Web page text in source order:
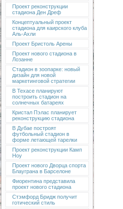
Проект реконструкции
стадиона Ден Дреф
Концептуальный проект
стадиона для каирского клуба
Аль-Ахли
Проект Бристоль Арены
Проект нового стадиона в
Лозанне
Стадион в зоопарке: новый
дизайн для новой
маркетинговой стратегии
В Техасе планируют
построить стадион на
солнечных батареях
Кристал Пэлас планирует
реконструкцию стадиона
В Дубае построят
футбольный стадион в
форме летающей тарелки
Проект реконструкции Камп
Ноу
Проект нового Дворца спорта
Блауграна в Барселоне
Фиорентина представила
проект нового стадиона
Стэмфорд Бридж получит
готический стиль